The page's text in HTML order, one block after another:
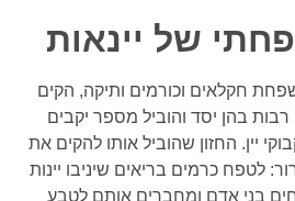
של יינאות
חקלאים וכורמים ותיקה, הקים
בהן יסד והוביל מספר יקבים
יין. החזון שהוביל אותו להקים את
לטפח כרמים בריאים שיניבו יינות
בני אדם ומחברים אותם לטבע